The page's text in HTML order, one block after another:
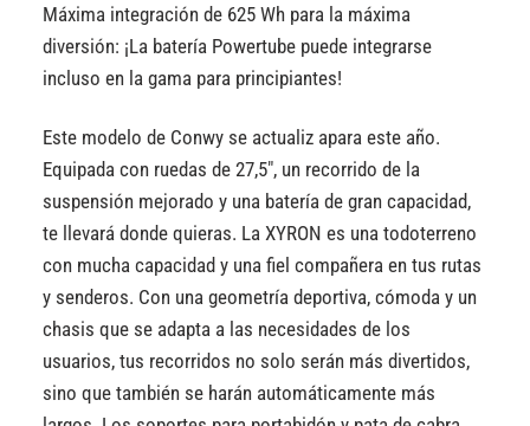
Máxima integración de 625 Wh para la máxima
diversión: ¡La batería Powertube puede integrarse
incluso en la gama para principiantes!
Este modelo de Conwy se actualiz apara este año.
Equipada con ruedas de 27,5″, un recorrido de la
suspensión mejorado y una batería de gran capacidad,
te llevará donde quieras. La XYRON es una todoterreno
con mucha capacidad y una fiel compañera en tus rutas
y senderos. Con una geometría deportiva, cómoda y un
chasis que se adapta a las necesidades de los
usuarios, tus recorridos no solo serán más divertidos,
sino que también se harán automáticamente más